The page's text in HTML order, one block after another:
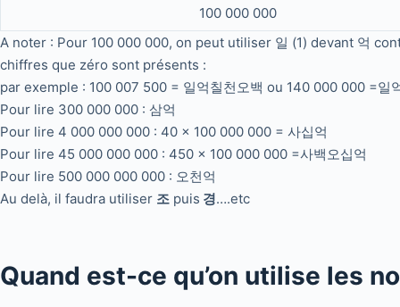
100 000 000
A noter : Pour 100 000 000, on peut utiliser 일 (1) devant 억
chiffres que zéro sont présents :
par exemple : 100 007 500 = 일억칠천오백 ou 140 000 000 =일
Pour lire 300 000 000 : 삼억
Pour lire 4 000 000 000 : 40 x 100 000 000 = 사십억
Pour lire 45 000 000 000 : 450 x 100 000 000 =사백오십억
Pour lire 500 000 000 000 : 오천억
Au delà, il faudra utiliser 조 puis 경….etc
Quand est-ce qu’on utilise les